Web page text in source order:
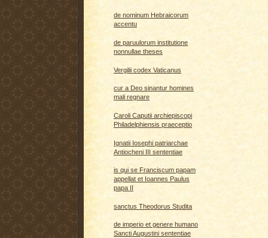
de nominum Hebraicorum
accentu
de paruulorum institutione
nonnullae theses
Vergilii codex Vaticanus
cur a Deo sinantur homines
mali regnare
Caroli Caputii archiepiscopi
Philadelphiensis praeceptio
Ignatii Iosephi patriarchae
Antiocheni III sententiae
is qui se Franciscum papam
appellat et Ioannes Paulus
papa II
sanctus Theodorus Studita
de imperio et genere humano
Sancti Augustini sententiae